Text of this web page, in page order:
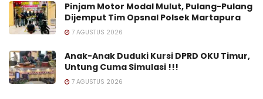
Pinjam Motor Modal Mulut, Pulang-Pulang
Dijemput Tim Opsnal Polsek Martapura
7 AGUSTUS 2026
Anak-Anak Duduki Kursi DPRD OKU Timur,
Untung Cuma Simulasi !!!
7 AGUSTUS 2026